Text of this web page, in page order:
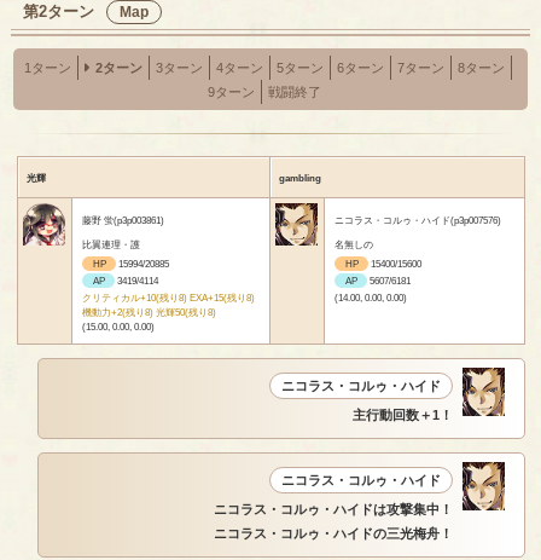
第2ターン Map
1ターン 2ターン 3ターン 4ターン 5ターン 6ターン 7ターン
8ターン
9ターン
戦闘終了
光輝 gambling
藤野 蛍(p3p003861)
比翼連理・護
HP
15994/20885
AP
3419/4114
クリティカル+10(残り8) EXA+15(残り8)
機動力+2(残り8) 光輝50(残り8)
(15.00, 0.00, 0.00)
ニコラス・コルゥ・ハイド(p3p007576)
名無しの
HP
15400/15600
AP
5607/6181
(14.00, 0.00, 0.00)
ニコラス・コルゥ・ハイド
主行動回数＋1！
ニコラス・コルゥ・ハイド
ニコラス・コルゥ・ハイドは攻撃集中！
ニコラス・コルゥ・ハイドの三光梅舟！